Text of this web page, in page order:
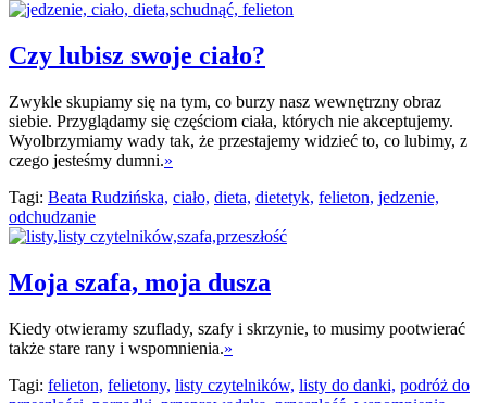
Czy lubisz swoje ciało?
Zwykle skupiamy się na tym, co burzy nasz wewnętrzny obraz
siebie. Przyglądamy się częściom ciała, których nie akceptujemy.
Wyolbrzymiamy wady tak, że przestajemy widzieć to, co lubimy, z
czego jesteśmy dumni.»
Tagi: Beata Rudzińska, ciało, dieta, dietetyk, felieton, jedzenie,
odchudzanie
Moja szafa, moja dusza
Kiedy otwieramy szuflady, szafy i skrzynie, to musimy pootwierać
także stare rany i wspomnienia.»
Tagi: felieton, felietony, listy czytelników, listy do danki, podróż do